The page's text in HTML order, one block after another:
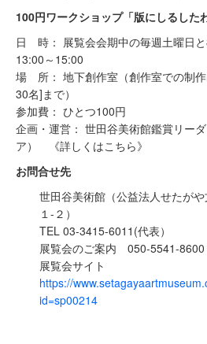
100円ワークショップ「版にしるした
日 時： 展覧会会期中の毎週土曜日
13:00～15:00
場 所： 地下創作室（創作室での制
30名]まで）
参加費： ひとつ100円
企画・運営： 世田谷美術館鑑賞リー
ア） 《詳しくはこちら》
お問合せ先
世田谷美術館（公益法人せたが
１-２）
TEL 03-3415-6011(代表）
展覧会のご案内 050-5541-8600
展覧会サイト
https://
id=sp00214